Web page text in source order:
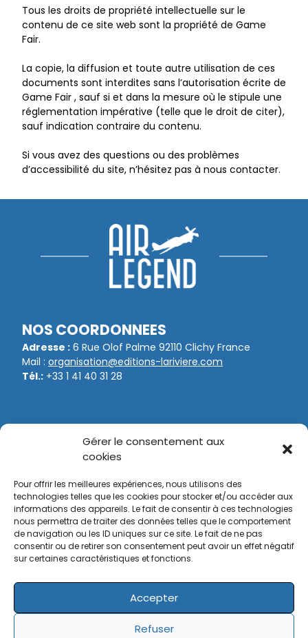
Gérer le consentement aux
cookies
Pour offrir les meilleures expériences, nous utilisons des
technologies telles que les cookies pour stocker et/ou accéder aux
informations des appareils. Le fait de consentir à ces technologies
nous permettra de traiter des données telles que le comportement
de navigation ou les ID uniques sur ce site. Le fait de ne pas
consentir ou de retirer son consentement peut avoir un effet négatif
sur certaines caractéristiques et fonctions.
Accepter
Refuser
Tous les droits de propriété intellectuelle sur le
contenu de ce site web sont la propriété de Game
Fair.
La copie, la diffusion et toute autre utilisation de ces
documents sont interdites sans l’autorisation écrite de
Game Fair , sauf si et dans la mesure où le stipule une
réglementation impérative (telle que le droit de citer),
sauf indication contraire du contenu.
Si vous avez des questions ou des problèmes
d’accessibilité du site, n’hésitez pas à nous contacter.
NOS COORDONNEES
Adresse : 6 Rue Olof Palme 92110 Clichy France
Mail : organisation@editions-lariviere.com
Tél.: +33 1 41 40 31 28
NOS ORGANISATIONS
Tir Expo
Bol d’Or Vélo
Supercross de Paris
Trophées de la Moto